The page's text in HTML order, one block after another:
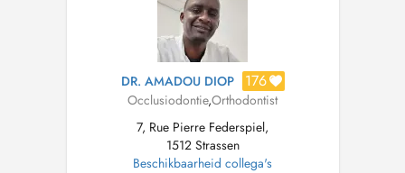
DR. AMADOU DIOP 176
Occlusiodontie,Orthodontist
7, Rue Pierre Federspiel,
1512 Strassen
Beschikbaarheid collega's